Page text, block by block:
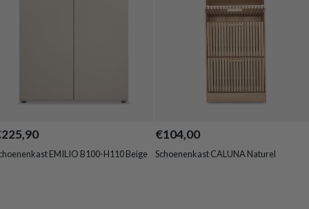
EMILIO B100-H110 Beige
€104,00
Schoenenkast CALUNA Naturel